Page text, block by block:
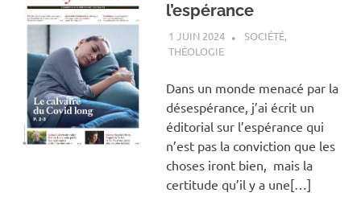
l’espérance
1 JUIN 2024 ANTOINE NOUIS
SOCIÉTÉ,
THÉOLOGIE
Dans un monde menacé par la
désespérance, j’ai écrit un
éditorial sur l’espérance qui
n’est pas la conviction que les
choses iront bien, mais la
certitude qu’il y a une[…]